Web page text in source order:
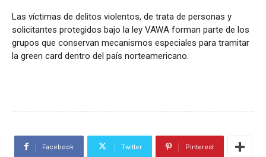
Las víctimas de delitos violentos, de trata de personas y
solicitantes protegidos bajo la ley VAWA forman parte de los
grupos que conservan mecanismos especiales para tramitar
la green card dentro del país norteamericano.
Facebook Twitter Pinterest